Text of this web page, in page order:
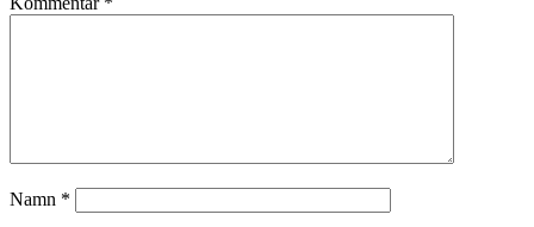
Namn *